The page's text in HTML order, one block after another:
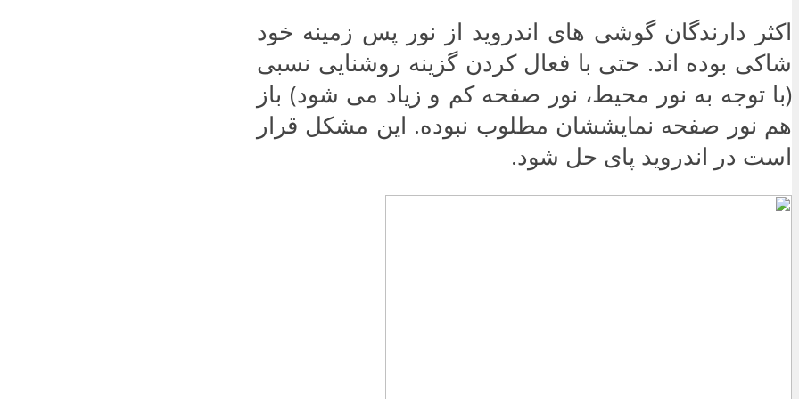
اکثر دارندگان گوشی های اندروید از نور پس زمینه خود
شاکی بوده اند. حتی با فعال کردن گزینه روشنایی نسبی
(با توجه به نور محیط، نور صفحه کم و زیاد می شود) باز
هم نور صفحه نمایششان مطلوب نبوده. این مشکل قرار
است در اندروید پای حل شود.